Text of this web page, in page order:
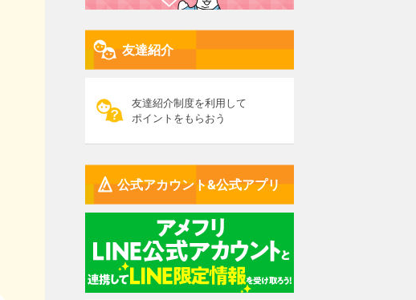
友達紹介
友達紹介制度を利用して
ポイントをもらおう
公式アカウント&公式アプリ